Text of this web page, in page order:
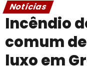
Notícias
Incêndio
comum
luxo em